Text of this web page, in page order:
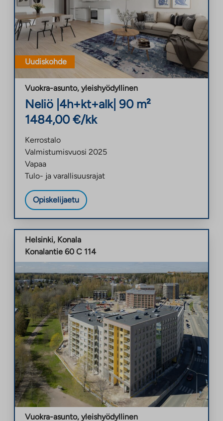
Uudiskohde
Vuokra-asunto, yleishyödyllinen
Neliö 4h+kt+alk| 90 m²
1484,00 €/kk
Kerrostalo
Valmistumisvuosi 2025
Vapaa
Tulo- ja varallisuusrajat
Opiskelijaetu
Helsinki, Konala
Konalantie 60 C 114
Vuokra-asunto, yleishyödyllinen